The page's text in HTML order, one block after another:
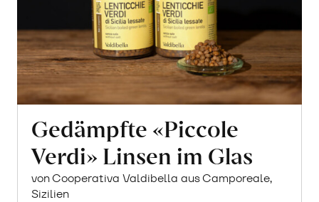
Gedämpfte «Piccole
Verdi» Linsen im Glas
von Cooperativa Valdibella aus Camporeale,
Sizilien